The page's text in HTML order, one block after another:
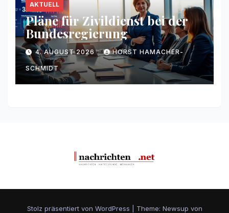
AKTUELL
Pläne für Zivildienst bei der
Bundesregierung
4. AUGUST 2026 HORST HAMACHER-
SCHMIDT
Stolz präsentiert von WordPress Theme: Newsup von